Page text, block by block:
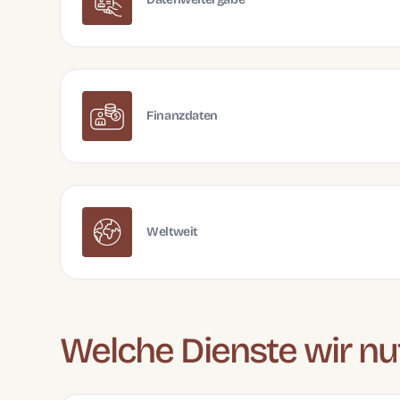
Finanzdaten
Weltweit
Welche Dienste wir